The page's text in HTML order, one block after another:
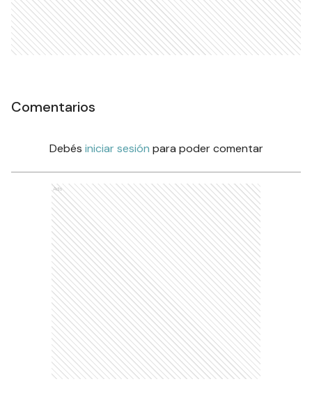
Comentarios
Debés iniciar sesión para poder comentar
Ads